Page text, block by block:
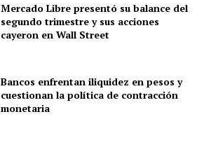
Mercado Libre presentó su balance del
segundo trimestre y sus acciones
cayeron en Wall Street
Bancos enfrentan iliquidez en pesos y
cuestionan la política de contracción
monetaria